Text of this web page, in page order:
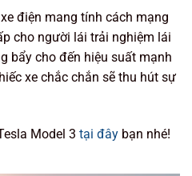
điện mang tính cách mạng
cho người lái trải nghiệm lái
bẩy cho đến hiệu suất mạnh
xe chắc chắn sẽ thu hút sự
Model 3 tại đây bạn nhé!